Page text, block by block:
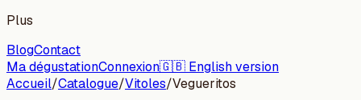
Plus
BlogContact
Ma dégustationConnexion🇬🇧 English version
Accueil/Catalogue/Vitoles/Vegueritos